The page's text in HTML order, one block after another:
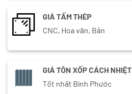
GIÁ TẤM THÉP
CNC, Hoa văn, Bản
GIÁ TÔN XỐP CÁCH NHIỆT
Tốt nhất Bình Phước